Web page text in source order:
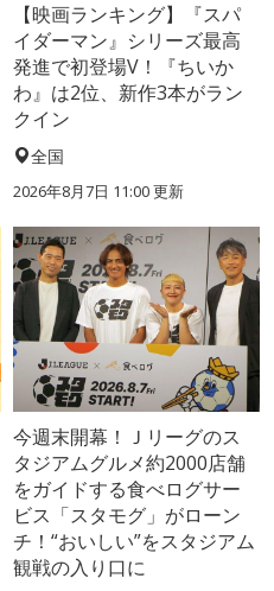
【映画ランキング】『スパ
イダーマン』シリーズ最高
発進で初登場V！『ちいか
わ』は2位、新作3本がラン
クイン
全国
2026年8月7日 11:00更新
今週末開幕！Ｊリーグのス
タジアムグルメ約2000店舗
をガイドする食べログサー
ビス「スタモグ」がローン
チ！“おいしい”をスタジアム
観戦の入り口に